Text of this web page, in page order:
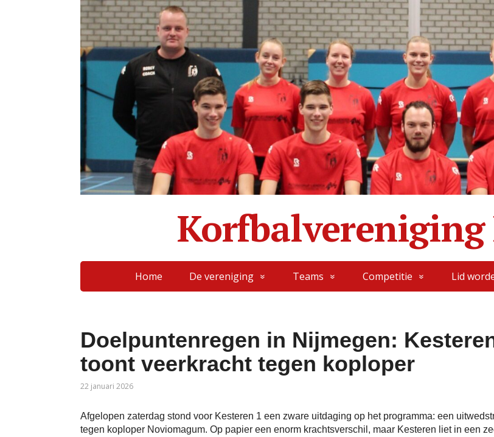
Korfbalvereniging
Home De vereniging Teams Competitie Lid
Doelpuntenregen in Nijmegen:
toont veerkracht tegen koploper
22 januari 2026
Afgelopen zaterdag stond voor Kesteren 1 een zware uitdaging op het programma: een
tegen koploper Noviomagum. Op papier een enorm krachtsverschil, maar Kesteren liet in een